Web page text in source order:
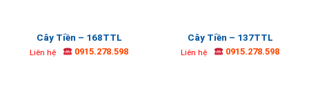
Cây Tiền – 168TTL
Liên hệ 0915.278.598
Cây Tiền – 137TTL
Liên hệ 0915.278.598